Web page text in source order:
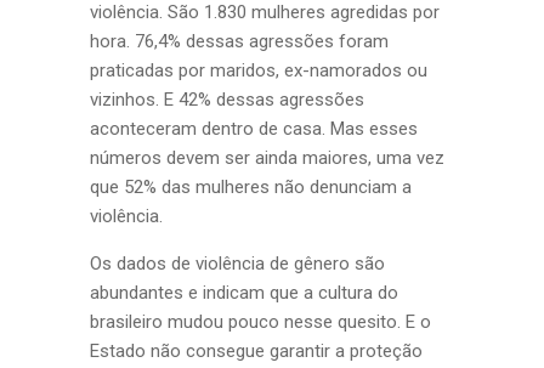
violência. São 1.830 mulheres agredidas por
hora. 76,4% dessas agressões foram
praticadas por maridos, ex-namorados ou
vizinhos. E 42% dessas agressões
aconteceram dentro de casa. Mas esses
números devem ser ainda maiores, uma vez
que 52% das mulheres não denunciam a
violência.
Os dados de violência de gênero são
abundantes e indicam que a cultura do
brasileiro mudou pouco nesse quesito. E o
Estado não consegue garantir a proteção